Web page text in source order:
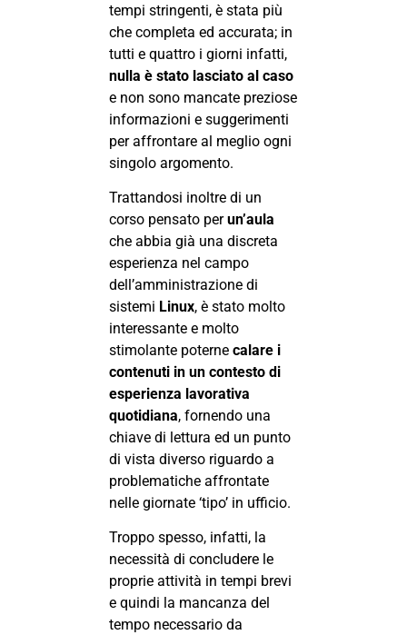
tempi stringenti, è stata più
che completa ed accurata; in
tutti e quattro i giorni infatti,
nulla è stato lasciato al caso
e non sono mancate preziose
informazioni e suggerimenti
per affrontare al meglio ogni
singolo argomento.
Trattandosi inoltre di un
corso pensato perun’aula
che abbia già una discreta
esperienza nel campo
dell’amministrazione di
sistemi Linux, è stato molto
interessante e molto
stimolante poterne calare i
contenuti in un contesto di
esperienza lavorativa
quotidiana, fornendo una
chiave di lettura ed un punto
di vista diverso riguardo a
problematiche affrontate
nelle giornate ‘tipo’ in ufficio.
Troppo spesso, infatti, la
necessità di concludere le
proprie attività in tempi brevi
e quindi la mancanza del
tempo necessario da